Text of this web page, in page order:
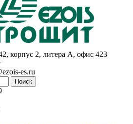
корпус 2, литера А, офис 423
es.ru
Поиск